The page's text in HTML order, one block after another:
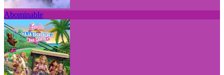
Abominable